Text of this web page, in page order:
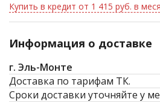
Купить в кредит от 1 415 руб. в
Информация о доставке
г. Эль-Монте
Доставка по тарифам ТК.
Сроки доставки уточняйте у